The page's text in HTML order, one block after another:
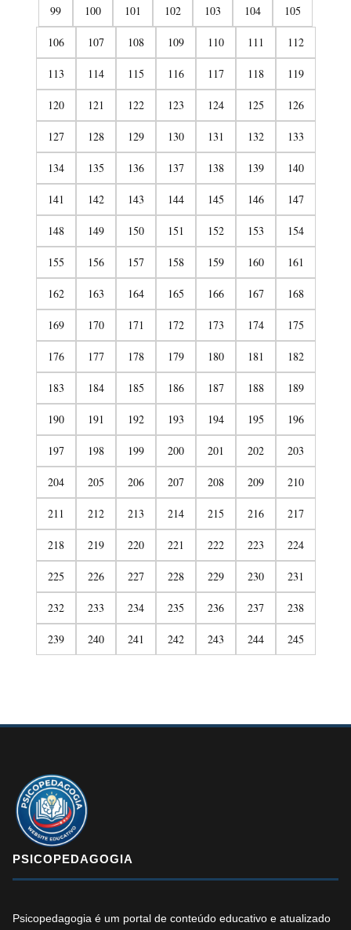
99 100 101 102 103 104 105
106 107 108 109 110 111 112
113 114 115 116 117 118 119
120 121 122 123 124 125 126
127 128 129 130 131 132 133
134 135 136 137 138 139 140
141 142 143 144 145 146 147
148 149 150 151 152 153 154
155 156 157 158 159 160 161
162 163 164 165 166 167 168
169 170 171 172 173 174 175
176 177 178 179 180 181 182
183 184 185 186 187 188 189
190 191 192 193 194 195 196
197 198 199 200 201 202 203
204 205 206 207 208 209 210
211 212 213 214 215 216 217
218 219 220 221 222 223 224
225 226 227 228 229 230 231
232 233 234 235 236 237 238
239 240 241 242 243 244 245
PSICOPEDAGOGIA
Psicopedagogia é um portal de conteúdo educativo e atualizado